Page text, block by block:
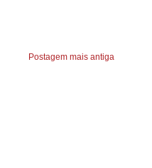
Postagem mais antiga